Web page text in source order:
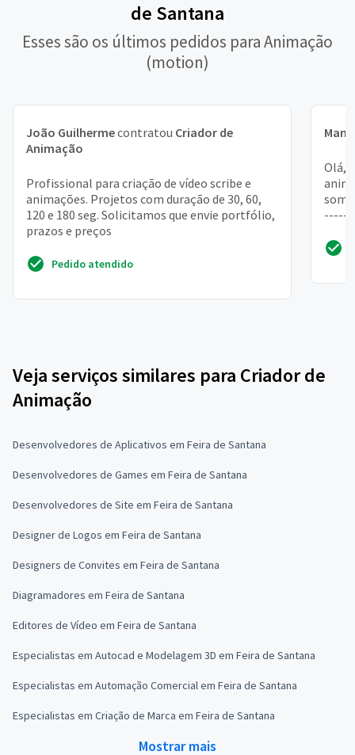
de Santana
Esses são os últimos pedidos para Animação
(motion)
João Guilhermecontratou Criador de
Animação
Profissional para criação de vídeo scribe e
animações. Projetos com duração de 30, 60,
120 e 180 seg. Solicitamos que envie portfólio,
prazos e preços
Pedido atendido
Olá,
Veja serviços similares para Criador de
Animação
Desenvolvedores de Aplicativos em Feira de Santana
Desenvolvedores de Games em Feira de Santana
Desenvolvedores de Site em Feira de Santana
Designer de Logos em Feira de Santana
Designers de Convites em Feira de Santana
Diagramadores em Feira de Santana
Editores de Vídeo em Feira de Santana
Especialistas em Autocad e Modelagem 3D em Feira de Santana
Especialistas em Automação Comercial em Feira de Santana
Especialistas em Criação de Marca em Feira de Santana
Mostrar mais